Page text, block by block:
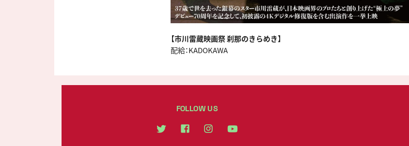
【市川雷蔵映画祭 刹那のきらめき】
配給：KADOKAWA
FOLLOW US